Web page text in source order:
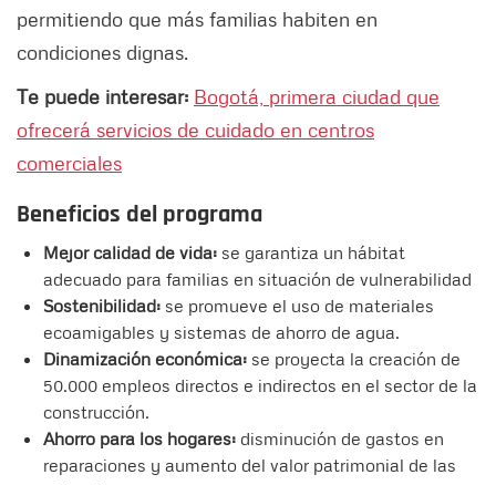
permitiendo que más familias habiten en
condiciones dignas.
Te puede interesar: Bogotá, primera ciudad que
ofrecerá servicios de cuidado en centros
comerciales
Beneficios del programa
Mejor calidad de vida: se garantiza un hábitat
adecuado para familias en situación de vulnerabilidad
Sostenibilidad: se promueve el uso de materiales
ecoamigables y sistemas de ahorro de agua.
Dinamización económica: se proyecta la creación de
50.000 empleos directos e indirectos en el sector de la
construcción.
Ahorro para los hogares: disminución de gastos en
reparaciones y aumento del valor patrimonial de las